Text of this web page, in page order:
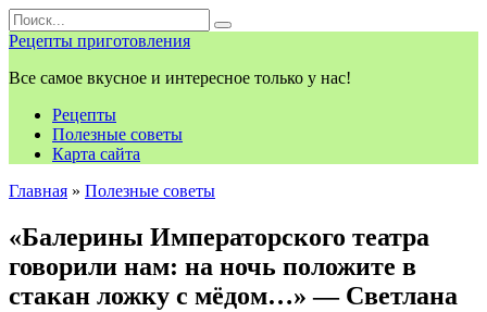
Перейти
к
контенту
Search
for:
Рецепты приготовления
Все самое вкусное и интересное только у нас!
Рецепты
Полезные советы
Карта сайта
Главная » Полезные советы
«Балерины Императорского театра
говорили нам: на ночь положите в
стакан ложку с мёдом…» — Светлана